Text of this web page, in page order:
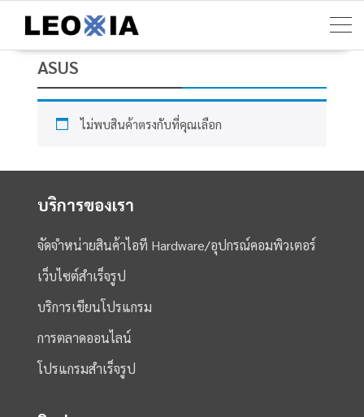
content
ASUS
ไม่พบสินค้าตรงกับที่คุณเลือก
บริการของเรา
จัดจำหน่ายสินค้าไอที Hardware/อุปกรณ์คอมพิวเตอร์
เว็บไซต์สำเร็จรูป
บริการเขียนโปรแกรม
การตลาดออนไลน์
โปรแกรมสำเร็จรูป